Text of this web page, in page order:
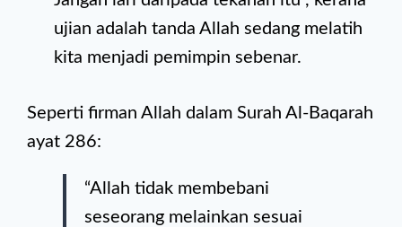
ujian adalah tanda Allah sedang melatih
kita menjadi pemimpin sebenar.
Seperti firman Allah dalam Surah Al-Baqarah
ayat 286:
“Allah tidak membebani
seseorang melainkan sesuai